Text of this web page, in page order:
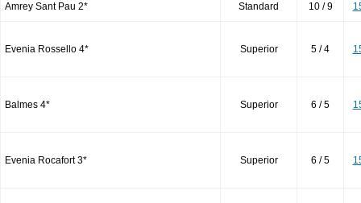
Amrey Sant Pau 2* Standard 10 / 9
Evenia Rossello 4* Superior 5 / 4
Balmes 4* Superior 6 / 5
Evenia Rocafort 3* Superior 6 / 5